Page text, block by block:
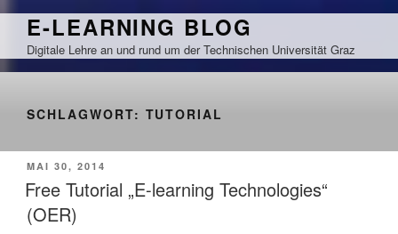
Zum
springen
E-LEARNING BLOG
Digitale Lehre an und rund um der Technischen Universität Graz
SCHLAGWORT: TUTORIAL
VERÖFFENTLICHT
AM
MAI 30, 2014
Free Tutorial „E-learning Technologies“
(OER)